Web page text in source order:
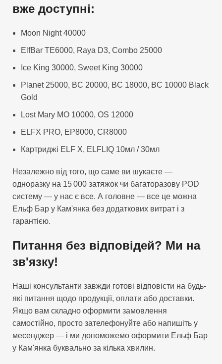
вже доступні:
Moon Night 40000
ElfBar TE6000, Raya D3, Combo 25000
Ice King 30000, Sweet King 30000
Planet 25000, BC 20000, BC 18000, BC 10000 Black
Gold
Lost Mary MO 10000, OS 12000
ELFX PRO, EP8000, CR8000
Картриджі ELF X, ELFLIQ 10мл / 30мл
Незалежно від того, що саме ви шукаєте —
одноразку на 15 000 затяжок чи багаторазову POD
систему — у нас є все. А головне — все це можна
Ельф Бар у Кам'янка без додаткових витрат і з
гарантією.
Питання без відповідей? Ми на
зв'язку!
Наші консультанти завжди готові відповісти на будь-
які питання щодо продукції, оплати або доставки.
Якщо вам складно оформити замовлення
самостійно, просто зателефонуйте або напишіть у
месенджер — і ми допоможемо оформити Ельф Бар
у Кам'янка буквально за кілька хвилин.